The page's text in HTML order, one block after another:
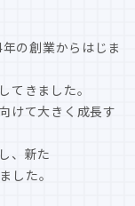
の創業からはじま
てきました。
けて大きく成長す
、新た
した。